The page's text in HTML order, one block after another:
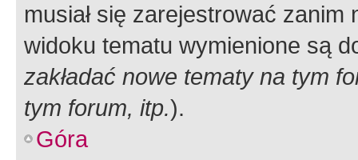
musiał się zarejestrować
widoku tematu wymienione są
zakładać nowe tematy na tym
tym forum, itp.).
Góra